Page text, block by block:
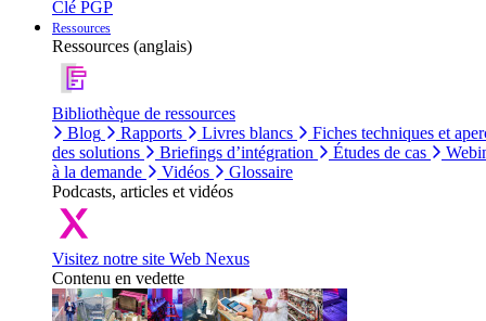
Clé PGP
Ressources
Ressources (anglais)
Bibliothèque de ressources
Blog
Rapports Livres blancs
Fiches techniques et
des solutions
Briefings d’intégration Études de cas
à la demande
Vidéos
Glossaire
Podcasts, articles et vidéos
Visitez notre site Web Nexus
Contenu en vedette